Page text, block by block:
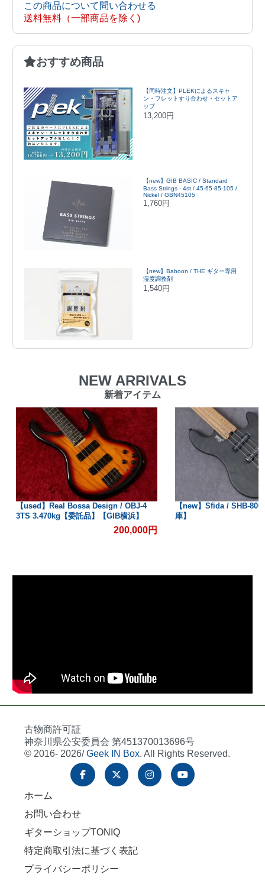
この商品について問い合わせる
送料無料（一部商品を除く)
おすすめ商品
【同時注文】PLEKによるスキャ
ン・フレットすり合わせ・セットア
ップ
13,200円
【new】GIB BASIC / Standard
Bass Strings - 4st / 45-65-85-105 /
Nickel / GBN45105
1,760円
【new】Baboon / THE ギター専用
湿度調整剤
1,540円
NEW ARRIVALS
新着アイテム
【used】Real Bossa Design / OBJ-4
3TS 3.470kg【委託品】【GIB横浜】
200,000円
【new】Sfida / SHB-
庫】
古物商許可証
神奈川県公安委員会 第451370013696号
© 2016- 2026/Geek IN Box. All Rights Reserved.
ホーム
お問い合わせ
ギターショップTONIQ
特定商取引法に基づく表記
プライバシーポリシー